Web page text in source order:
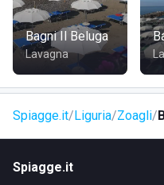
posizione logistica
spostamenti, infatti la
un punto per partenze ed
quelle confinanti. Lo
in treno, auto e bus urbano
Bagni Il Beluga
Lavagna
Spiagge.it Liguria Zoagli
Spiagge.it